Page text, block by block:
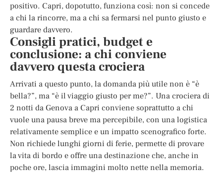
positivo. Capri, dopotutto, funziona così: non si concede
a chi la rincorre, ma a chi sa fermarsi nel punto giusto e
guardare davvero.
Consigli pratici, budget e
conclusione: a chi conviene
davvero questa crociera
Arrivati a questo punto, la domanda più utile non è “è
bella?”, ma “è il viaggio giusto per me?”. Una crociera di
2 notti da Genova a Capri conviene soprattutto a chi
vuole una pausa breve ma percepibile, con una logistica
relativamente semplice e un impatto scenografico forte.
Non richiede lunghi giorni di ferie, permette di provare
la vita di bordo e offre una destinazione che, anche in
poche ore, lascia immagini molto nette nella memoria.